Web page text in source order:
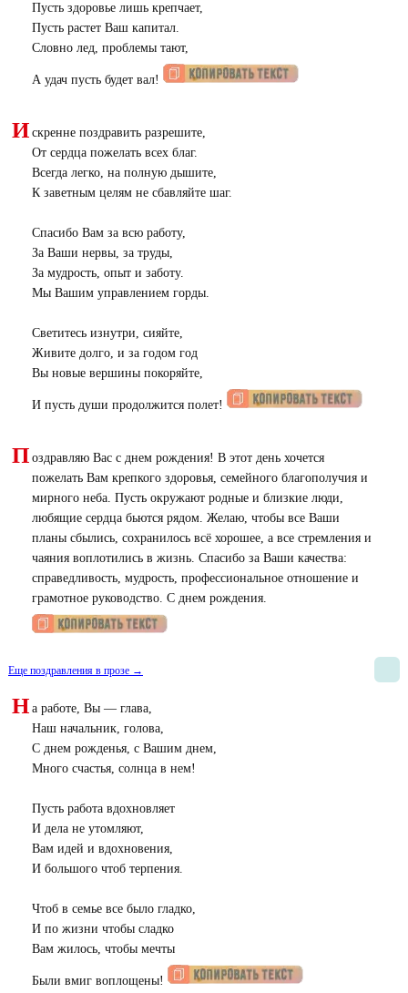
Пусть здоровье лишь крепчает,
Пусть растет Ваш капитал.
Словно лед, проблемы тают,
А удач пусть будет вал!
И скренне поздравить разрешите,
От сердца пожелать всех благ.
Всегда легко, на полную дышите,
К заветным целям не сбавляйте шаг.
Спасибо Вам за всю работу,
За Ваши нервы, за труды,
За мудрость, опыт и заботу.
Мы Вашим управлением горды.
Светитесь изнутри, сияйте,
Живите долго, и за годом год
Вы новые вершины покоряйте,
И пусть души продолжится полет!
П оздравляю Вас с днем рождения! В этот день хочется
пожелать Вам крепкого здоровья, семейного благополучия и
мирного неба. Пусть окружают родные и близкие люди,
любящие сердца бьются рядом. Желаю, чтобы все Ваши
планы сбылись, сохранилось всё хорошее, а все стремления и
чаяния воплотились в жизнь. Спасибо за Ваши качества:
справедливость, мудрость, профессиональное отношение и
грамотное руководство. С днем рождения.
Еще поздравления в прозе →
Н а работе, Вы — глава,
Наш начальник, голова,
С днем рожденья, с Вашим днем,
Много счастья, солнца в нем!
Пусть работа вдохновляет
И дела не утомляют,
Вам идей и вдохновения,
И большого чтоб терпения.
Чтоб в семье все было гладко,
И по жизни чтобы сладко
Вам жилось, чтобы мечты
Были вмиг воплощены!